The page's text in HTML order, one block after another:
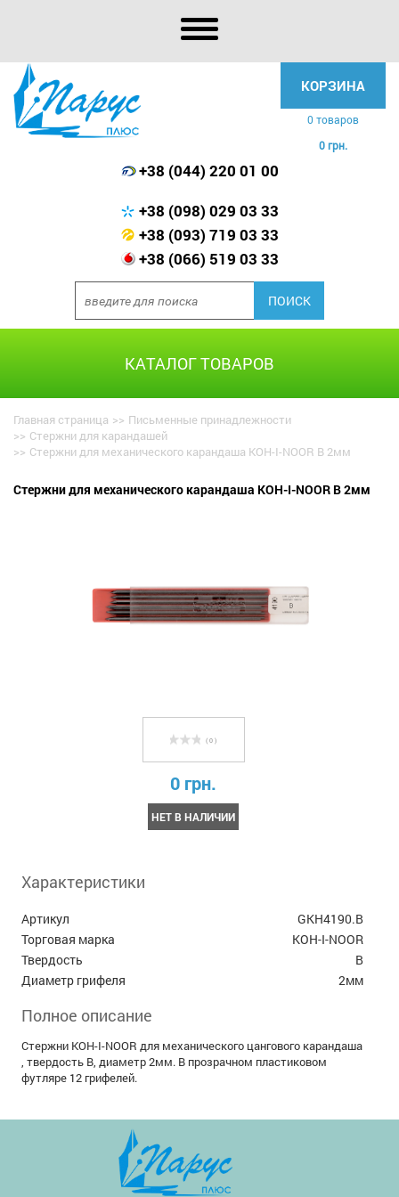
КОРЗИНА
0 товаров
0 грн.
+38 (044) 220 01 00
+38 (098) 029 03 33
+38 (093) 719 03 33
+38 (066) 519 03 33
КАТАЛОГ ТОВАРОВ
Главная страница >> Письменные принадлежности
>> Стержни для карандашей
>> Стержни для механического карандаша KOH-I-NOOR B 2мм
Стержни для механического карандаша KOH-I-NOOR B 2мм
( 0 )
0 грн.
НЕТ В НАЛИЧИИ
Характеристики
Артикул
GKH4190.B
Торговая марка
KOH-I-NOOR
Твердость
B
Диаметр грифеля
2мм
Полное описание
Стержни KOH-I-NOOR для механического цангового карандаша
, твердость B, диаметр 2мм. В прозрачном пластиковом
футляре 12 грифелей.